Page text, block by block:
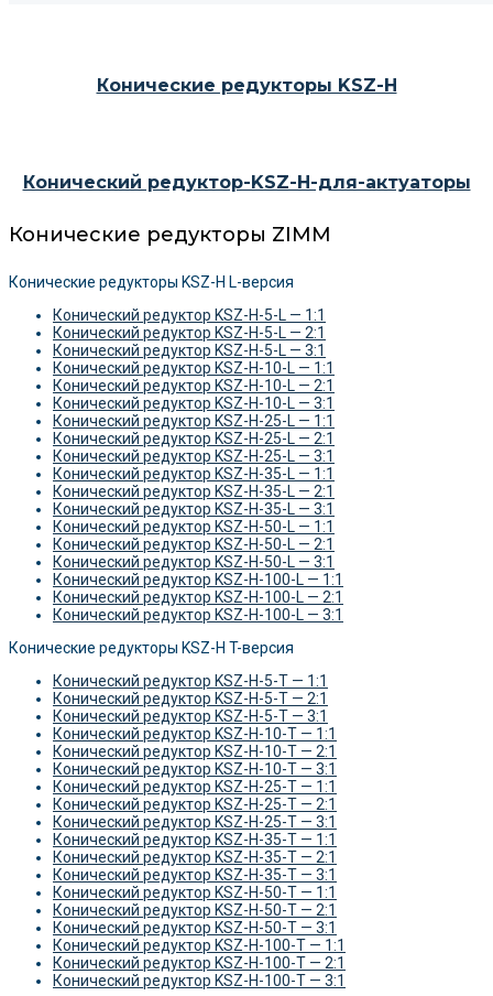
Конические редукторы KSZ-H
Конический редуктор-KSZ-H-для-актуаторы
Конические редукторы ZIMM
Конические редукторы KSZ-H L-версия
Конический редуктор KSZ-H-5-L — 1:1
Конический редуктор KSZ-H-5-L — 2:1
Конический редуктор KSZ-H-5-L — 3:1
Конический редуктор KSZ-H-10-L — 1:1
Конический редуктор KSZ-H-10-L — 2:1
Конический редуктор KSZ-H-10-L — 3:1
Конический редуктор KSZ-H-25-L — 1:1
Конический редуктор KSZ-H-25-L — 2:1
Конический редуктор KSZ-H-25-L — 3:1
Конический редуктор KSZ-H-35-L — 1:1
Конический редуктор KSZ-H-35-L — 2:1
Конический редуктор KSZ-H-35-L — 3:1
Конический редуктор KSZ-H-50-L — 1:1
Конический редуктор KSZ-H-50-L — 2:1
Конический редуктор KSZ-H-50-L — 3:1
Конический редуктор KSZ-H-100-L — 1:1
Конический редуктор KSZ-H-100-L — 2:1
Конический редуктор KSZ-H-100-L — 3:1
Конические редукторы KSZ-H T-версия
Конический редуктор KSZ-H-5-T — 1:1
Конический редуктор KSZ-H-5-T — 2:1
Конический редуктор KSZ-H-5-T — 3:1
Конический редуктор KSZ-H-10-T — 1:1
Конический редуктор KSZ-H-10-T — 2:1
Конический редуктор KSZ-H-10-T — 3:1
Конический редуктор KSZ-H-25-T — 1:1
Конический редуктор KSZ-H-25-T — 2:1
Конический редуктор KSZ-H-25-T — 3:1
Конический редуктор KSZ-H-35-T — 1:1
Конический редуктор KSZ-H-35-T — 2:1
Конический редуктор KSZ-H-35-T — 3:1
Конический редуктор KSZ-H-50-T — 1:1
Конический редуктор KSZ-H-50-T — 2:1
Конический редуктор KSZ-H-50-T — 3:1
Конический редуктор KSZ-H-100-T — 1:1
Конический редуктор KSZ-H-100-T — 2:1
Конический редуктор KSZ-H-100-T — 3:1